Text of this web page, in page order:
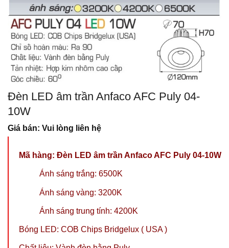
Đèn LED âm trần Anfaco AFC Puly 04-
10W
Giá bán: Vui lòng liên hệ
Mã hàng: Đèn LED âm trần Anfaco AFC Puly 04-10W
Ánh sáng trắng: 6500K
Ánh sáng vàng: 3200K
Ánh sáng trung tính: 4200K
Bóng LED: COB Chips Bridgelux ( USA )